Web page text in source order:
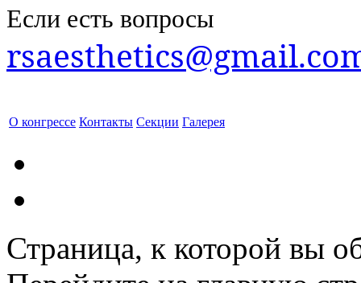
Если есть вопросы
О конгрессе Контакты Секции Галерея
Страница, к которой вы